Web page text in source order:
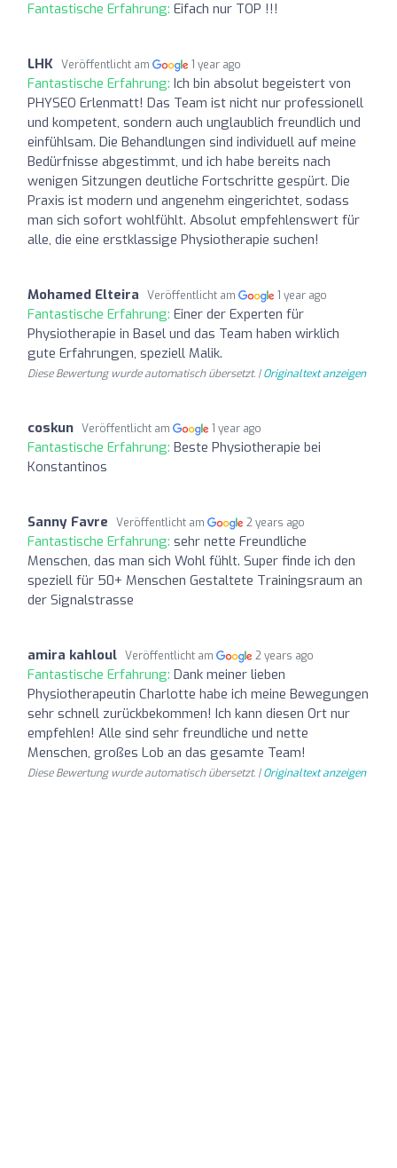
Fantastische Erfahrung: Eifach nur TOP !!!
LHK Veröffentlicht am 1 year ago
Fantastische Erfahrung: Ich bin absolut begeistert von
PHYSEO Erlenmatt! Das Team ist nicht nur professionell
und kompetent, sondern auch unglaublich freundlich und
einfühlsam. Die Behandlungen sind individuell auf meine
Bedürfnisse abgestimmt, und ich habe bereits nach
wenigen Sitzungen deutliche Fortschritte gespürt. Die
Praxis ist modern und angenehm eingerichtet, sodass
man sich sofort wohlfühlt. Absolut empfehlenswert für
alle, die eine erstklassige Physiotherapie suchen!
Mohamed Elteira Veröffentlicht am 1 year ago
Fantastische Erfahrung: Einer der Experten für
Physiotherapie in Basel und das Team haben wirklich
gute Erfahrungen, speziell Malik.
Diese Bewertung wurde automatisch übersetzt. |Originaltext anzeigen
coskun Veröffentlicht am 1 year ago
Fantastische Erfahrung: Beste Physiotherapie bei
Konstantinos
Sanny Favre Veröffentlicht am 2 years ago
Fantastische Erfahrung: sehr nette Freundliche
Menschen, das man sich Wohl fühlt. Super finde ich den
speziell für 50+ Menschen Gestaltete Trainingsraum an
der Signalstrasse
amira kahloul Veröffentlicht am 2 years ago
Fantastische Erfahrung: Dank meiner lieben
Physiotherapeutin Charlotte habe ich meine Bewegungen
sehr schnell zurückbekommen! Ich kann diesen Ort nur
empfehlen! Alle sind sehr freundliche und nette
Menschen, großes Lob an das gesamte Team!
Diese Bewertung wurde automatisch übersetzt. |Originaltext anzeigen